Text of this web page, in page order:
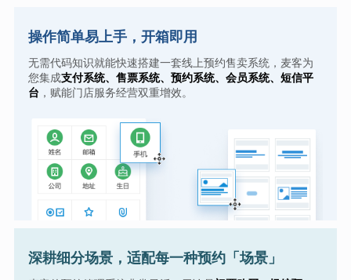
操作简单易上手，开箱即用
无需代码知识就能快速搭建一套线上预约售卖系统，麦客为
您集成支付系统、售票系统、预约系统、会员系统、短信平
台 ，赋能门店服务经营双重增效。
深耕细分场景，适配每一种预约「场景」